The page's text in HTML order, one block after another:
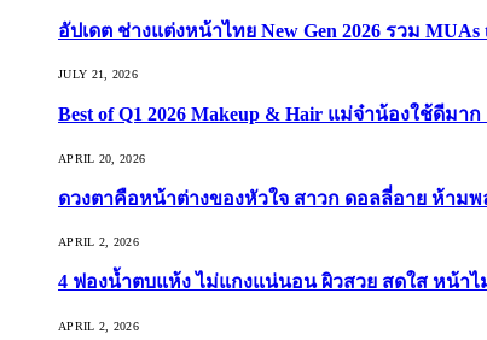
อัปเดต ช่างแต่งหน้าไทย New Gen 2026 รวม
JULY 21, 2026
Best of Q1 2026 Makeup & Hair แม่จ๋าน้องใช้ดีมา
APRIL 20, 2026
ดวงตาคือหน้าต่างของหัวใจ สาวก ดอลลี่อาย ห้าม
APRIL 2, 2026
4 ฟองน้ำตบแห้ง ไม่แกงแน่นอน ผิวสวย สดใส หน้า
APRIL 2, 2026